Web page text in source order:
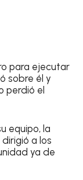
para ejecutar
sobre él y
perdió el
equipo, la
a los
ya de